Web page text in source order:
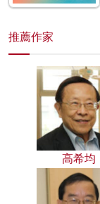
推薦作家
高希均